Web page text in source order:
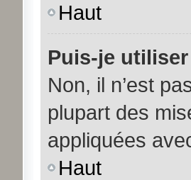
Haut
Puis-je
Non, il n’est
plupart des
appliquées
Haut